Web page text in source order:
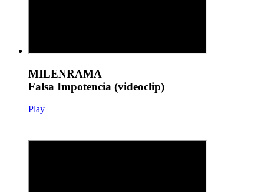
MILENRAMA
Falsa Impotencia (videoclip)
Play